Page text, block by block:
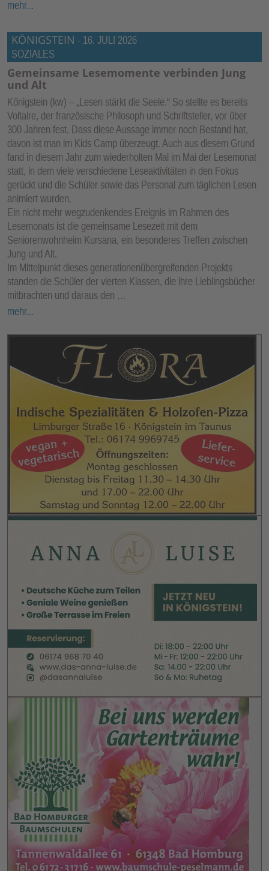
mehr...
KÖNIGSTEIN - 16. JULI 2026
SOZIALES
Gemeinsame Lesemomente verbinden Jung
und Alt
Königstein (kw) – „Lesen stärkt die Seele.“ So stellte es bereits
Voltaire, der französische Philosoph und Schriftsteller, vor über
300 Jahren fest. Dass diese Aussage immer noch Bestand hat,
davon ist man im Kids Camp überzeugt. Auch aus diesem Grund
fand in diesem Jahr zum wiederholten Mal im Mai der Lesemonat
statt, in dem viele verschiedene Leseaktivitäten in den Fokus
gerückt und die Schüler sowie das Personal zum täglichen Lesen
animiert wurden.
Ein nicht mehr wegzudenkendes Ereignis im Rahmen des
Lesemonats ist die gemeinsame Lesezeit mit dem
Seniorenwohnheim Kursana, ein besonderes Treffen zwischen
Jung und Alt.
Im Mittelpunkt dieses generationenübergreifenden Projekts
standen die Schüler der vierten Klassen, die ihre Lieblingsbücher
mitbrachten und daraus den …
mehr...